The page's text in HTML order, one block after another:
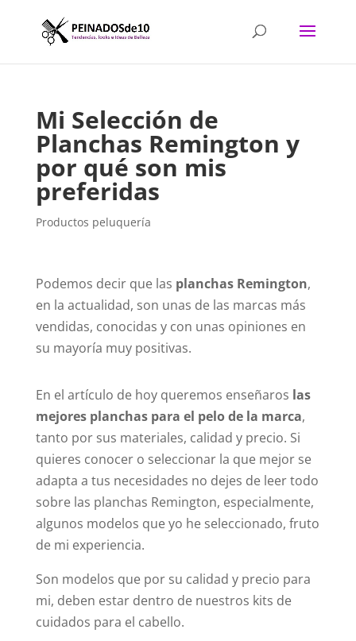
Mi Selección de
Planchas Remington y
por qué son mis
preferidas
Productos peluquería
Podemos decir que las planchas Remington,
en la actualidad, son unas de las marcas más
vendidas, conocidas y con unas opiniones en
su mayoría muy positivas.
En el artículo de hoy queremos enseñaros las
mejores planchas para el pelo de la marca,
tanto por sus materiales, calidad y precio. Si
quieres conocer o seleccionar la que mejor se
adapta a tus necesidades no dejes de leer todo
sobre las planchas Remington, especialmente,
algunos modelos que yo he seleccionado, fruto
de mi experiencia.
Son modelos que por su calidad y precio para
mi, deben estar dentro de nuestros kits de
cuidados para el cabello.